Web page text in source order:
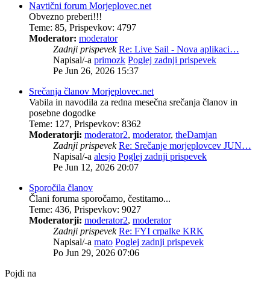
Navtični forum Morjeplovec.net
Obvezno preberi!!!
Teme: 85, Prispevkov: 4797
Moderator: moderator
Zadnji prispevek Re: Live Sail - Nova aplikaci…
Napisal/-a primozk Poglej zadnji prispevek
Pe Jun 26, 2026 15:37
Srečanja članov Morjeplovec.net
Vabila in navodila za redna mesečna srečanja članov in
posebne dogodke
Teme: 127, Prispevkov: 8362
Moderatorji: moderator2, moderator, theDamjan
Zadnji prispevek Re: Srečanje morjeplovcev JUN…
Napisal/-a alesjo Poglej zadnji prispevek
Pe Jun 12, 2026 20:07
Sporočila članov
Člani foruma sporočamo, čestitamo...
Teme: 436, Prispevkov: 9027
Moderatorji: moderator2, moderator
Zadnji prispevek Re: FYI crpalke KRK
Napisal/-a mato Poglej zadnji prispevek
Po Jun 29, 2026 07:06
Pojdi na